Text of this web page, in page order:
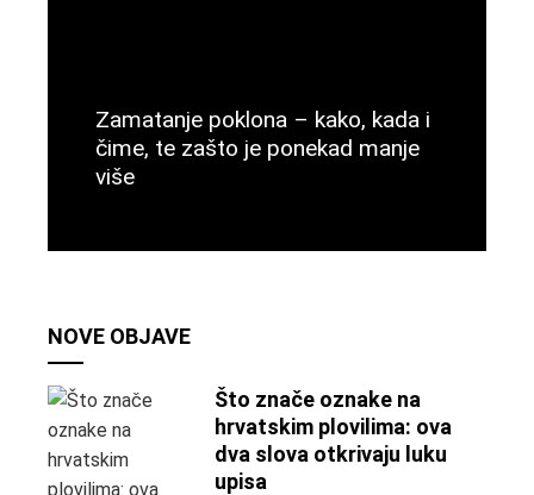
Zamatanje poklona – kako, kada i
čime, te zašto je ponekad manje
više
NOVE OBJAVE
Što znače oznake na
hrvatskim plovilima: ova
dva slova otkrivaju luku
upisa